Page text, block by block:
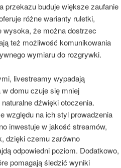
przekazu buduje większe zaufanie
różne warianty ruletki,
wysoka, że można dostrzec
też możliwość komunikowania
wymiaru do rozgrywki.
livestreamy wypadają
domu czuje się mniej
dźwięki otoczenia.
względu na ich styl prowadzenia
inwestuje w jakość streamów,
dzięki czemu zarówno
odpowiedni poziom. Dodatkowo,
pomagają śledzić wyniki